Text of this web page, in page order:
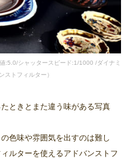
:5.0/シャッタースピード:1/1000 /ダイナミ
ストフィルター）
ときとまた違う味がある写真
色味や雰囲気を出すのは難し
ルターを使えるアドバンストフ